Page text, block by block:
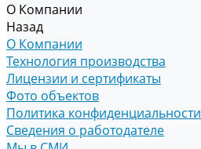
О Компании
Назад
О Компании
Технология производства
Лицензии и сертификаты
Фото объектов
Политика конфиденциальности
Сведения о работодателе